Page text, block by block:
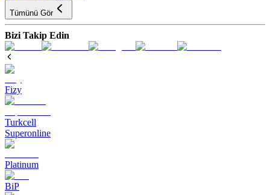
Tümünü Gör
Bizi Takip Edin
Fizy
Turkcell
Superonline
Platinum
BiP